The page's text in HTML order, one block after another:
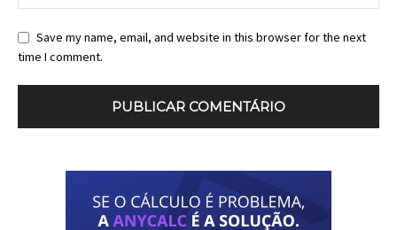
Save my name, email, and website in this browser for the next
time I comment.